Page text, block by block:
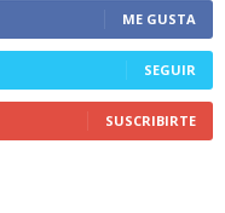
ME GUSTA
SEGUIR
SUSCRIBIRTE